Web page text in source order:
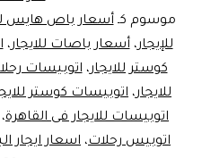
موسوم كـأسعار باص هايس
للإيجار،أسعار باصات للايجار،
كوستر للايجار،اتوبيسات
للايجار، اتوبيسات كوستر
اتوبيسات للايجار فى القاهرة،
اتوبيس رحلات، اسعار ايجار